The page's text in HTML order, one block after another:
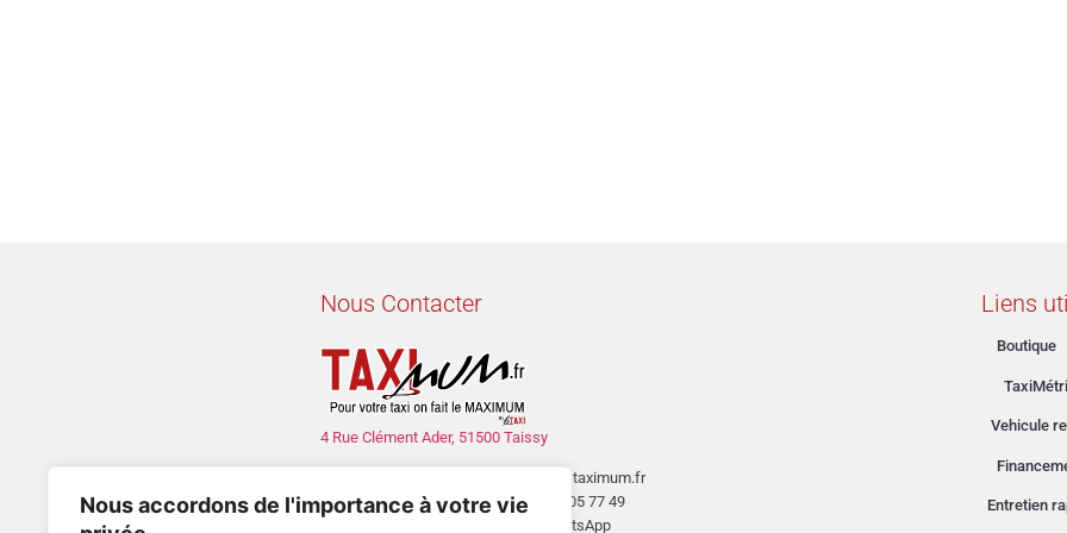
Nous accordons de l'importance à votre vie
Nous Contacter
4 Rue Clément Ader, 51500 Taissy
contact@taximum.fr
03 26 05 77 49
WhatsApp
Liens
Boutique
Vehicule
Entretien